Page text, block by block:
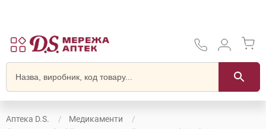
Аптека D.S.
Медикаменти